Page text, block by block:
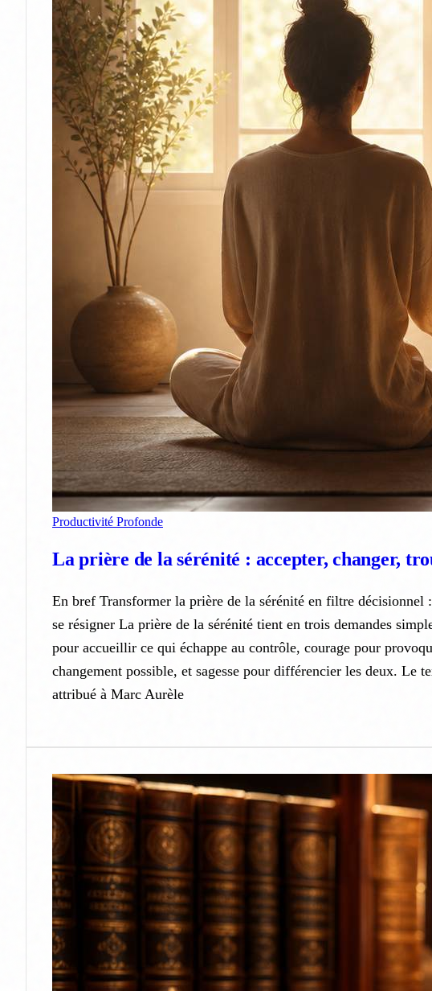
Productivité Profonde
La prière de la sérénité : accepter, changer,
En bref Transformer la prière de la sérénité en filtre décisionnel
se résigner La prière de la sérénité tient en trois demandes
pour accueillir ce qui échappe au contrôle, courage pour
changement possible, et sagesse pour différencier les deux. Le
attribué à Marc Aurèle